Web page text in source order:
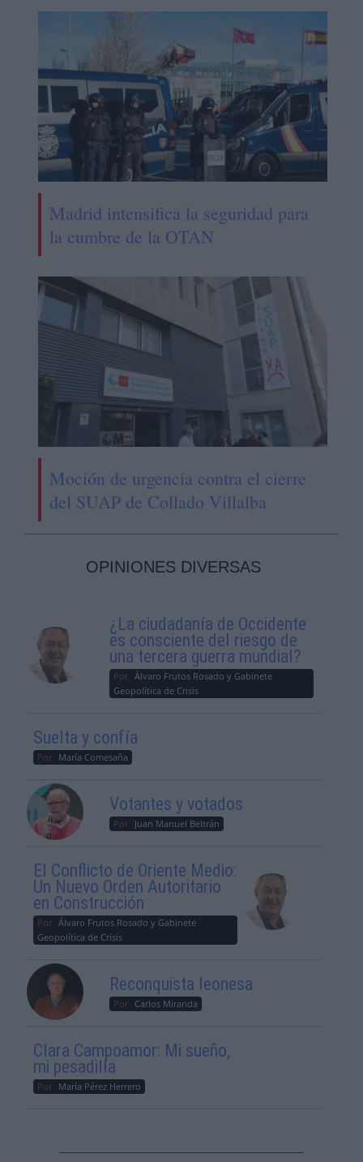
Madrid intensifica la seguridad para
la cumbre de la OTAN
Moción de urgencia contra el cierre
del SUAP de Collado Villalba
OPINIONES DIVERSAS
¿La ciudadanía de Occidente
es consciente del riesgo de
una tercera guerra mundial?
Por Álvaro Frutos Rosado y Gabinete
Geopolítica de Crisis
Suelta y confía
Por María Comesaña
Votantes y votados
Por Juan Manuel Beltrán
El Conflicto de Oriente Medio:
Un Nuevo Orden Autoritario
en Construcción
Por Álvaro Frutos Rosado y Gabinete
Geopolítica de Crisis
Reconquista leonesa
Por Carlos Miranda
Clara Campoamor: Mi sueño,
mi pesadilla
Por María Pérez Herrero